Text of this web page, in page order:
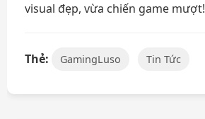
visual đẹp, vừa chiến game mượt!
Thẻ: GamingLuso Tin Tức